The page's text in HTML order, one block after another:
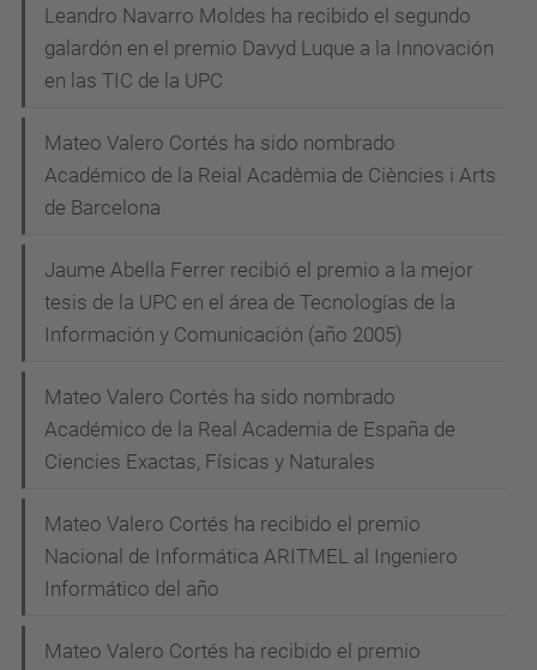
Leandro Navarro Moldes ha recibido el segundo
galardón en el premio Davyd Luque a la Innovación
en las TIC de la UPC
Mateo Valero Cortés ha sido nombrado
Académico de la Reial Acadèmia de Ciències i Arts
de Barcelona
Jaume Abella Ferrer recibió el premio a la mejor
tesis de la UPC en el área de Tecnologías de la
Información y Comunicación (año 2005)
Mateo Valero Cortés ha sido nombrado
Académico de la Real Academia de España de
Ciencies Exactas, Físicas y Naturales
Mateo Valero Cortés ha recibido el premio
Nacional de Informática ARITMEL al Ingeniero
Informático del año
Mateo Valero Cortés ha recibido el premio